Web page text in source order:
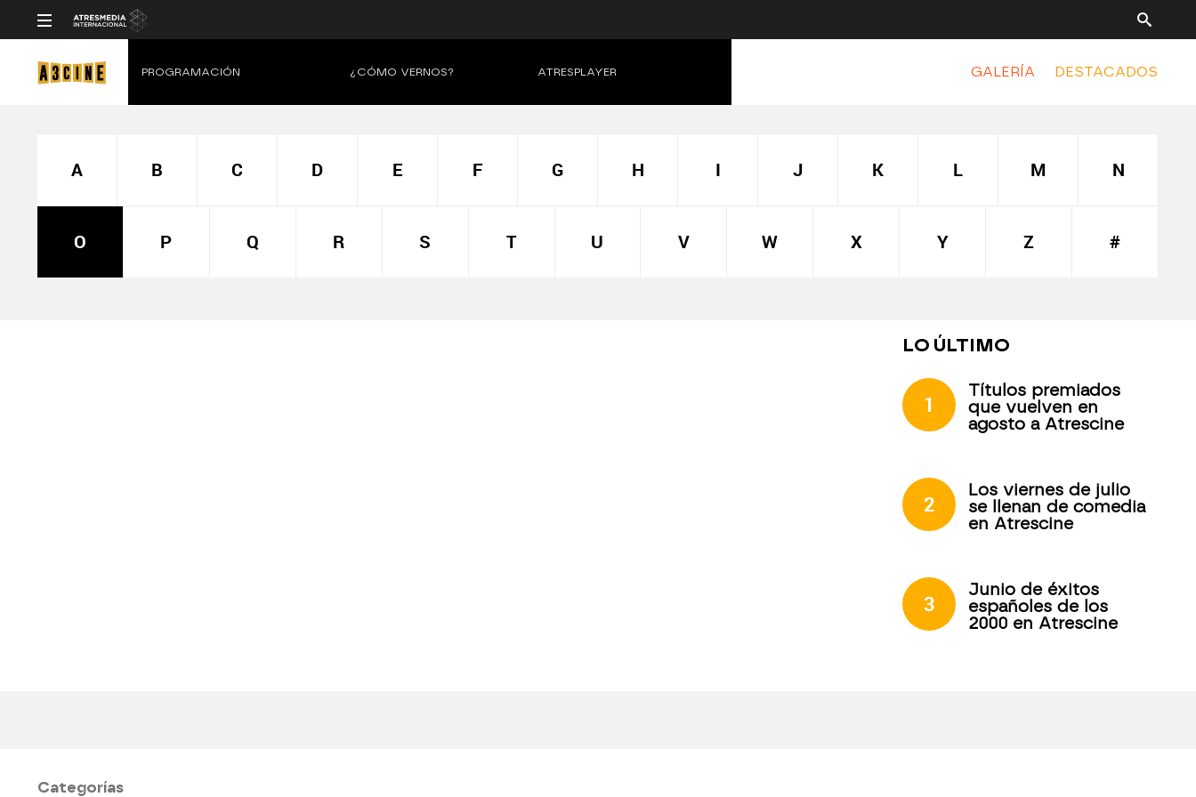
GALERÍA DESTACADOS
PROGRAMACIÓN ¿CÓMO VERNOS? ATRESPLAYER
A B C D E F G H I J K L M N
O P Q R S T U V W X Y Z #
LO ÚLTIMO
1
Títulos premiados
que vuelven en
agosto a Atrescine
2
Los viernes de julio
se llenan de comedia
en Atrescine
3
Junio de éxitos
españoles de los
2000 en Atrescine
Categorías